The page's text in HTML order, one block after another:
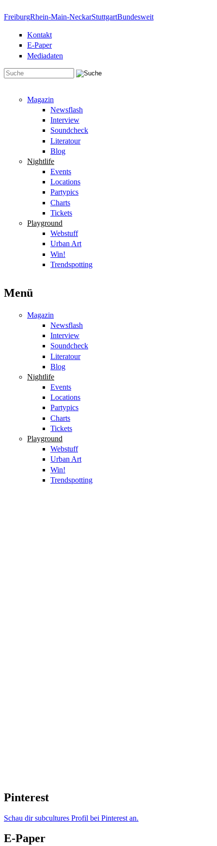
FreiburgRhein-Main-NeckarStuttgartBundesweit
Kontakt
E-Paper
Mediadaten
Magazin
Newsflash
Interview
Soundcheck
Literatour
Blog
Nightlife
Events
Locations
Partypics
Charts
Tickets
Playground
Webstuff
Urban Art
Win!
Trendspotting
Menü
Magazin
Newsflash
Interview
Soundcheck
Literatour
Blog
Nightlife
Events
Locations
Partypics
Charts
Tickets
Playground
Webstuff
Urban Art
Win!
Trendspotting
Pinterest
Schau dir subcultures Profil bei Pinterest an.
E-Paper